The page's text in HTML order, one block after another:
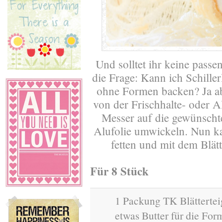
Und solltet ihr keine
die Frage: Kann ich
ohne Formen backen? Ja
von der Frischhalte- oder
Messer auf die
Alufolie umwickeln. Nun
fetten und mit dem
Für 8 Stück
1 Packung TK
etwas Butter für die